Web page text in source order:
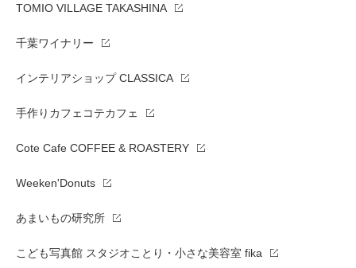
TOMIO VILLAGE TAKASHINA
千葉ワイナリー
インテリアショップ CLASSICA
手作りカフェコテカフェ
Cote Cafe COFFEE & ROASTERY
Weeken'Donuts
あまいもの研究所
こども写真館 スタジオことり・小さな美容室 fika